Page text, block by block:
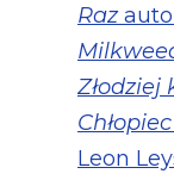
Raz
Złodziej
Leon